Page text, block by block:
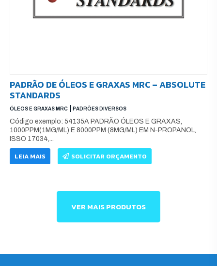
PADRÃO DE ÓLEOS E GRAXAS MRC – ABSOLUTE
STANDARDS
ÓLEOS E GRAXAS MRC PADRÕES DIVERSOS
Código exemplo: 54135A PADRÃO ÓLEOS E GRAXAS,
1000PPM(1MG/ML) E 8000PPM (8MG/ML) EM N-PROPANOL,
ISSO 17034,...
LEIA MAIS SOLICITAR ORÇAMENTO
VER MAIS PRODUTOS